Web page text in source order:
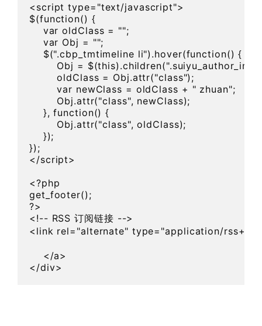
<script type="text/javascript">
$(function() {
    var oldClass = "";
    var Obj = "";
    $(".cbp_tmtimeline li").hover(function() {
Obj =
        oldClass = Obj.attr("class");
        var newClass = oldClass + " zhuan";
        Obj.attr("class", newClass);
    }, function() {
        Obj.attr("class", oldClass);
    });
});
</script>
<?php
get_footer();
?>
<!-- RSS 订阅链接 -->
<link rel="alternate" type="application/
    </a>